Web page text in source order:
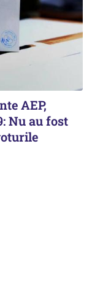
AEP,
Nu au fost